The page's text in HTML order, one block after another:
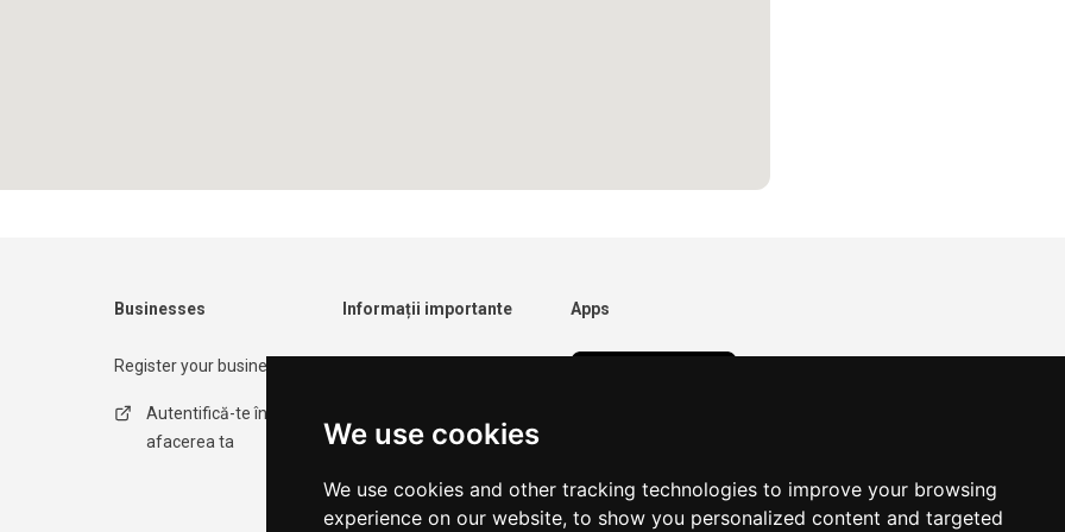
We use cookies
We use cookies and other tracking technologies to improve your browsing
experience on our website, to show you personalized content and targeted
Businesses
Register your business
Autentifică-te în
afacerea ta
Informații importante
confidențialitate
Termeni de utilizare
Apps